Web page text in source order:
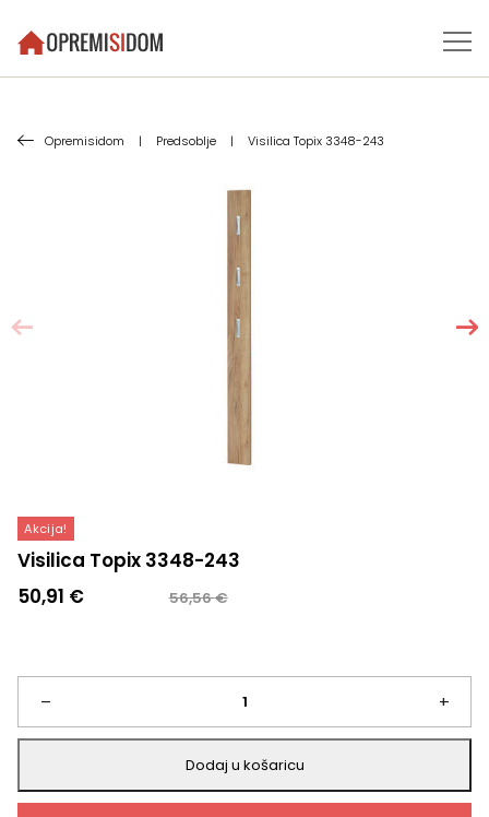
Opremisidom | Predsoblje | Visilica Topix 3348-243
Akcija!
Visilica Topix 3348-243
56,56€
Izvorna
je:
56,56 €.
50,91 €
Trenutna
50,91 €.
–
Visilica
Topix
3348-
+
Dodaj u košaricu